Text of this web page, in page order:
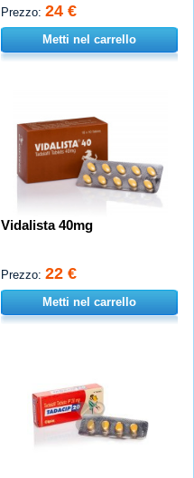
Prezzo: 24 €
Metti nel carrello
Vidalista 40mg
Prezzo: 22 €
Metti nel carrello